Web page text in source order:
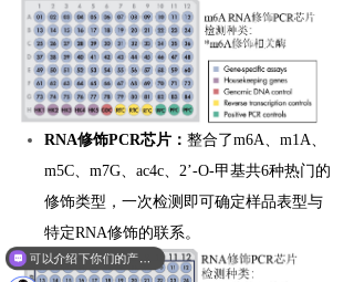
RNA修饰PCR芯片： 整合了m6A、m1A、
m5C、m7G、ac4c、2’-O-甲基共6种热门的
修饰类型，一次检测即可确定样品表型与
特定RNA修饰的联系。
可以介绍下你们的产品么？